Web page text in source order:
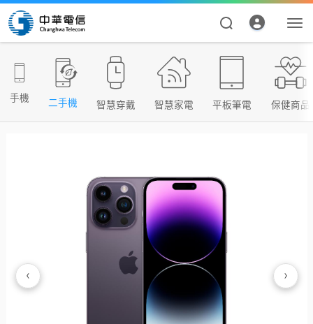
資費合約
帳單繳費
手機 二手機 智慧穿戴 智慧家電 平板筆電 保健商品
‹ ›